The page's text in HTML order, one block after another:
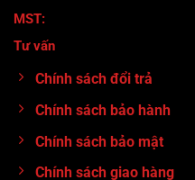
MST:
Tư vấn
Chính sách đổi trả
Chính sách bảo hành
Chính sách bảo mật
Chính sách giao hàng